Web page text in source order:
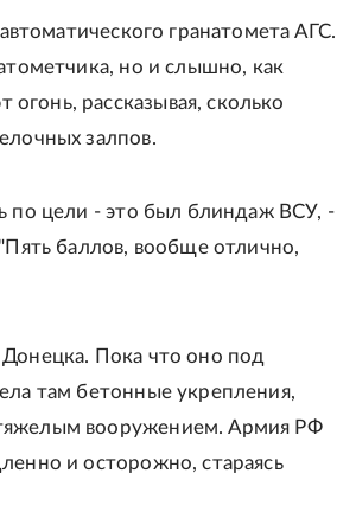
гранатомета АГС.
но и слышно, как
рассказывая, сколько
залпов.
по цели - это был блиндаж ВСУ, -
баллов, вообще отлично,
Пока что оно под
там бетонные укрепления,
вооружением. Армия РФ
и осторожно, стараясь